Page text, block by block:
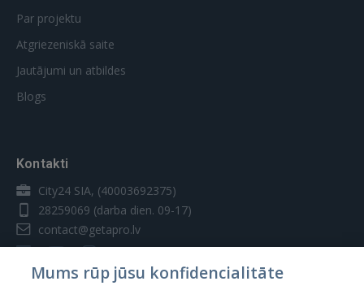
Par projektu
Atgriezeniskā saite
Jautājumi un atbildes
Blogs
Kontakti
City24 SIA, (40003692375)
28259069 (darba dien. 09-17)
contact@getapro.lv
Mums rūp jūsu konfidencialitāte